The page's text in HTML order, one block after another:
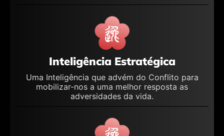
Inteligência Estratégica
Uma Inteligência que advém do Conflito para
mobilizar-nos a uma melhor resposta as
adversidades da vida.